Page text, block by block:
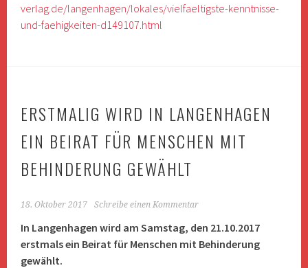
verlag.de/langenhagen/lokales/vielfaeltigste-kenntnisse-
und-faehigkeiten-d149107.html
ERSTMALIG WIRD IN LANGENHAGEN
EIN BEIRAT FÜR MENSCHEN MIT
BEHINDERUNG GEWÄHLT
18. Oktober 2017 Schreibe einen Kommentar
In Langenhagen wird am Samstag, den 21.10.2017
erstmals ein Beirat für Menschen mit Behinderung
gewählt.